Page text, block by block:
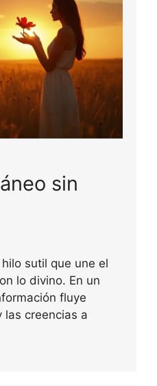
sin
sutil que une el
lo divino. En un
fluye
las creencias a